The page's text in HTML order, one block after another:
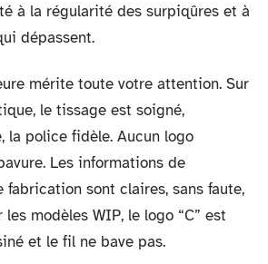
à la régularité des surpiqûres et à
dépassent.
mérite toute votre attention. Sur
le tissage est soigné,
la police fidèle. Aucun logo
Les informations de
sont claires, sans faute,
modèles WIP, le logo “C” est
et le fil ne bave pas.